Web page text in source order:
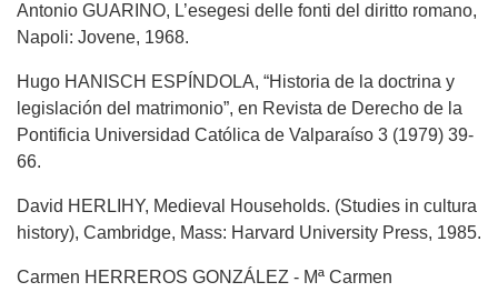
Antonio GUARINO, L’esegesi delle fonti del diritto romano,
Napoli: Jovene, 1968.
Hugo HANISCH ESPÍNDOLA, “Historia de la doctrina y
legislación del matrimonio”, en Revista de Derecho de la
Pontificia Universidad Católica de Valparaíso 3 (1979) 39-
66.
David HERLIHY, Medieval Households. (Studies in cultura
history), Cambridge, Mass: Harvard University Press, 1985.
Carmen HERREROS GONZÁLEZ - Mª Carmen